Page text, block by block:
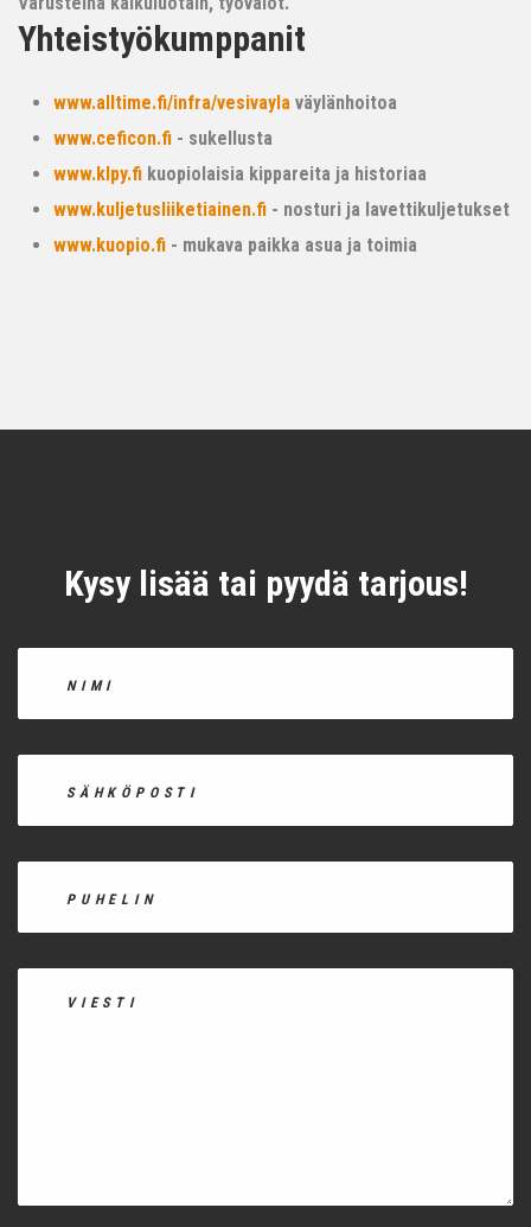
Yhteistyökumppanit
www.alltime.fi/infra/vesivayla väylänhoitoa
www.ceficon.fi - sukellusta
www.klpy.fi kuopiolaisia kippareita ja historiaa
www.kuljetusliiketiainen.fi - nosturi ja lavettikuljetukset
www.kuopio.fi - mukava paikka asua ja toimia
Kysy lisää tai pyydä tarjous!